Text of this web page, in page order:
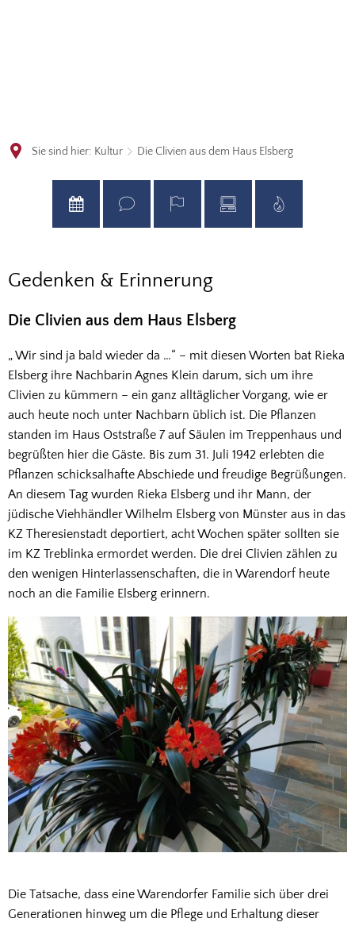
Sie sind hier: Kultur Die Clivien aus dem Haus Elsberg
Die
Clivien
dem
Haus
Elsberg
Gedenken & Erinnerung
Die Clivien aus dem Haus Elsberg
„ Wir sind ja bald wieder da …“ – mit diesen Worten bat Rieka
Elsberg ihre Nachbarin Agnes Klein darum, sich um ihre
Clivien zu kümmern – ein ganz alltäglicher Vorgang, wie er
auch heute noch unter Nachbarn üblich ist. Die Pflanzen
standen im Haus Oststraße 7 auf Säulen im Treppenhaus und
begrüßten hier die Gäste. Bis zum 31. Juli 1942 erlebten die
Pflanzen schicksalhafte Abschiede und freudige Begrüßungen.
An diesem Tag wurden Rieka Elsberg und ihr Mann, der
jüdische Viehhändler Wilhelm Elsberg von Münster aus in das
KZ Theresienstadt deportiert, acht Wochen später sollten sie
im KZ Treblinka ermordet werden. Die drei Clivien zählen zu
den wenigen Hinterlassenschaften, die in Warendorf heute
noch an die Familie Elsberg erinnern.
Die Tatsache, dass eine Warendorfer Familie sich über drei
Generationen hinweg um die Pflege und Erhaltung dieser